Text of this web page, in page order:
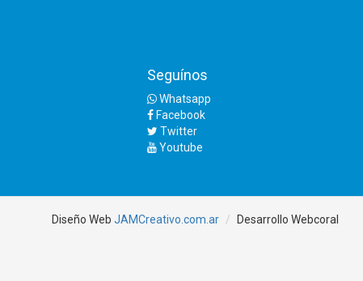
Seguínos
Whatsapp
Facebook
Twitter
Youtube
Diseño Web JAMCreativo.com.ar Desarrollo Webcoral